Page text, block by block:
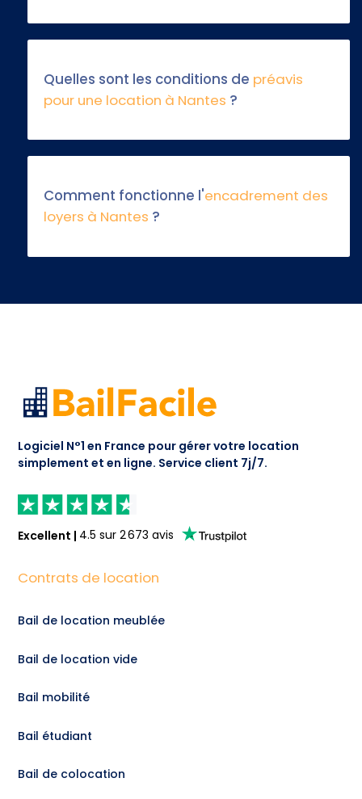
Quelles sont les conditions de préavis
pour une location à Nantes ?
Comment fonctionne l'encadrement des
loyers à Nantes ?
Logiciel N°1 en France pour gérer votre location
simplement et en ligne. Service client 7j/7.
Excellent | 4.5 sur2 673 avis
Contrats de location
Bail de location meublée
Bail de location vide
Bail mobilité
Bail étudiant
Bail de colocation